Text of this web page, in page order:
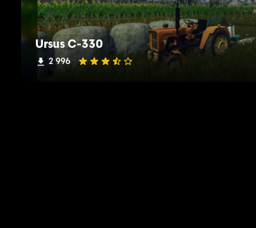
Ursus C-330
2 996